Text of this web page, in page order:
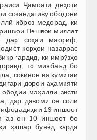
Ҷамоати деҳоти
созандагиву ободонӣ
иброз медорад, ки
Пешвои миллат
дар соҳаи маориф,
корҳои назаррас
гардид, ки имрӯзҳо
то минбаъд бо
сокинон ва кумитаи
дорои аҳамияти
маҳалли зисти
дар давоми се соли
19 иншоот
аз он 10 иншоот бо
ҳашар бунёд карда